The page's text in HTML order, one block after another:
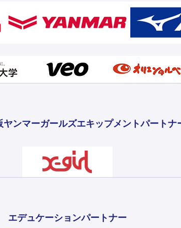
ヤンマーガールズエキップメントパートナ
エデュケーションパートナー